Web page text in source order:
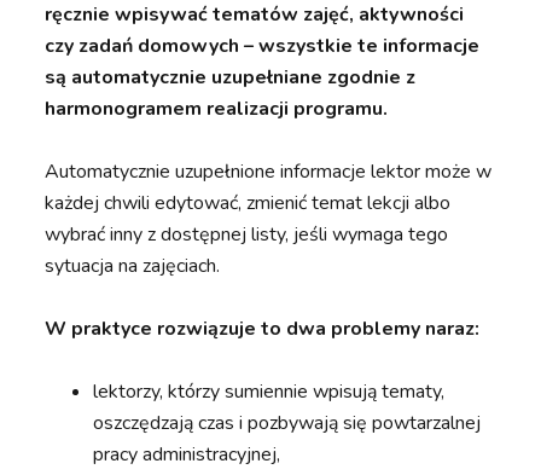
ręcznie wpisywać tematów zajęć, aktywności
czy zadań domowych – wszystkie te informacje
są automatycznie uzupełniane zgodnie z
harmonogramem realizacji programu.
Automatycznie uzupełnione informacje lektor może w
każdej chwili edytować, zmienić temat lekcji albo
wybrać inny z dostępnej listy, jeśli wymaga tego
sytuacja na zajęciach.
W praktyce rozwiązuje to dwa problemy naraz:
lektorzy, którzy sumiennie wpisują tematy,
oszczędzają czas i pozbywają się powtarzalnej
pracy administracyjnej,